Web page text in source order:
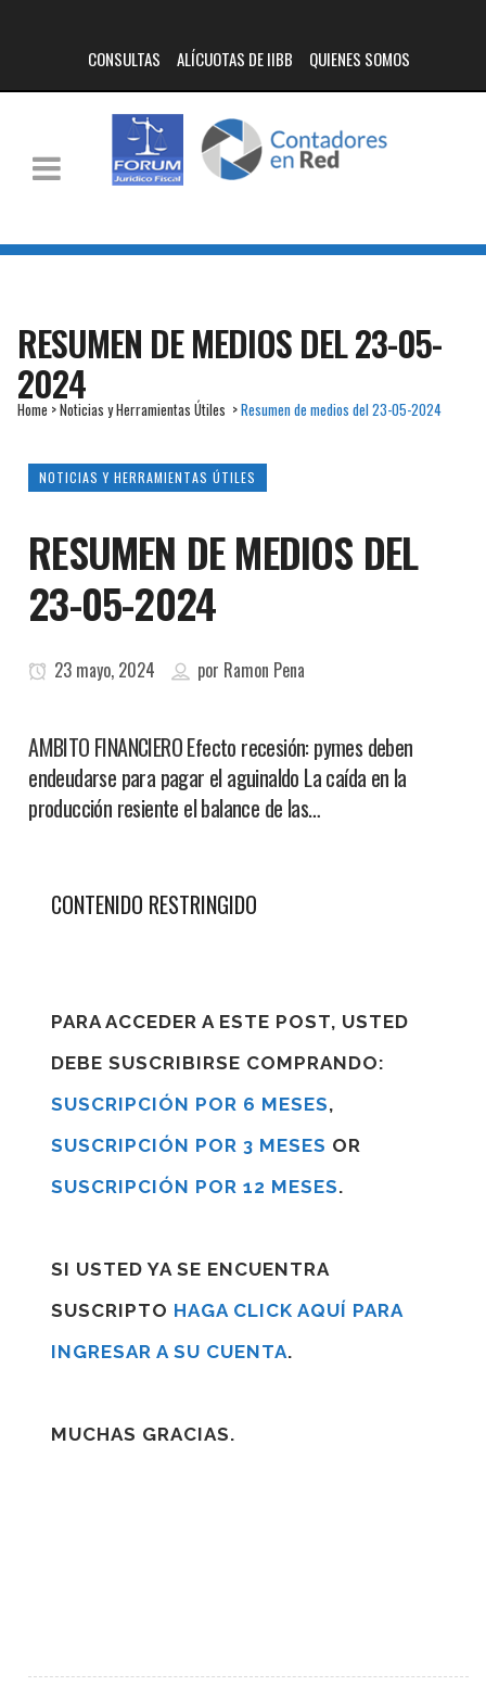
CONSULTAS ALÍCUOTAS DE IIBB QUIENES SOMOS
RESUMEN DE MEDIOS DEL 23-05-
2024
Home >Noticias y Herramientas Útiles >Resumen de medios del 23-05-2024
NOTICIAS Y HERRAMIENTAS ÚTILES
RESUMEN DE MEDIOS DEL
23-05-2024
23 mayo, 2024 por Ramon Pena
AMBITO FINANCIERO Efecto recesión: pymes deben
endeudarse para pagar el aguinaldo La caída en la
producción resiente el balance de las…
CONTENIDO RESTRINGIDO
PARA ACCEDER A ESTE POST, USTED
DEBE SUSCRIBIRSE COMPRANDO:
SUSCRIPCIÓN POR 6 MESES,
SUSCRIPCIÓN POR 3 MESES OR
SUSCRIPCIÓN POR 12 MESES.
SI USTED YA SE ENCUENTRA
SUSCRIPTO HAGA CLICK AQUÍ PARA
INGRESAR A SU CUENTA.
MUCHAS GRACIAS.